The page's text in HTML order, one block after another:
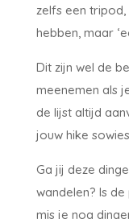
zelfs een
hebben, maar
Dit zijn wel de
meenemen als
de lijst altijd
jouw hike
Ga jij deze
wandelen? Is
mis je nog